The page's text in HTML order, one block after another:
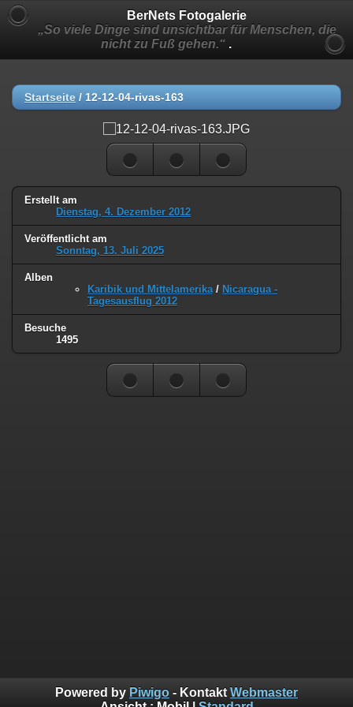
BerNets Fotogalerie
„So viele Dinge sind unsichtbar für Menschen, die
nicht zu Fuß gehen.“ .
Startseite / 12-12-04-rivas-163
Erstellt am
Dienstag, 4. Dezember 2012
Veröffentlicht am
Sonntag, 13. Juli 2025
Alben
Karibik und Mittelamerika / Nicaragua -
Tagesausflug 2012
Besuche
1495
Powered by Piwigo - Kontakt Webmaster